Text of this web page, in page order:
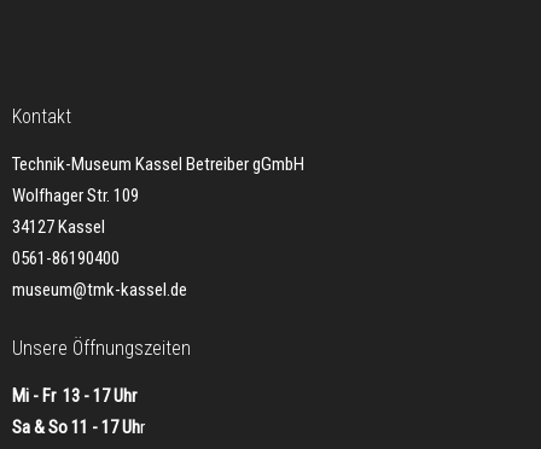
Kontakt
Technik-Museum Kassel Betreiber gGmbH
Wolfhager Str. 109
34127 Kassel
0561-86190400
museum@tmk-kassel.de
Unsere Öffnungszeiten
Mi - Fr 13 - 17 Uhr
Sa & So 11 - 17 Uhr